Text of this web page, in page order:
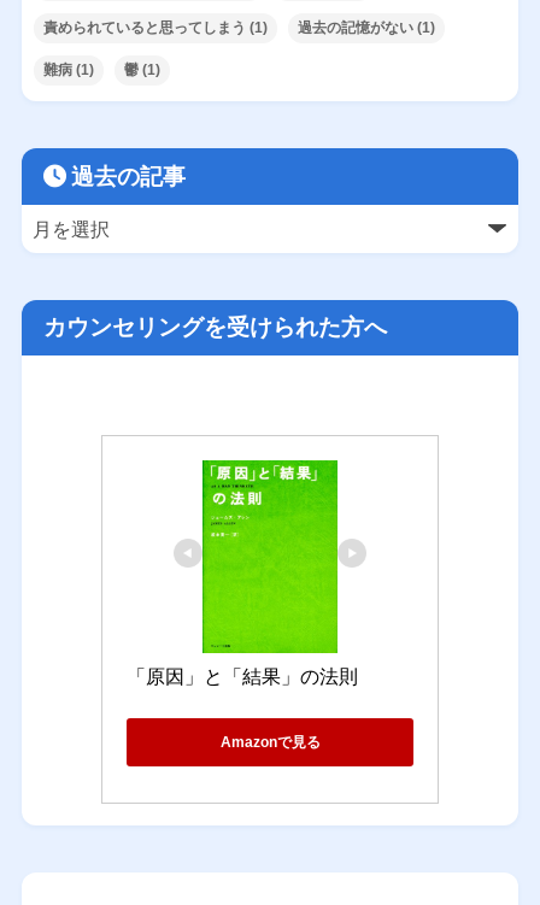
責められていると思ってしまう (1) 過去の記憶がない(1)
難病(1) 鬱(1)
過去の記事
カウンセリングを受けられた方へ
「原因」と「結果」の法則
Amazonで見る